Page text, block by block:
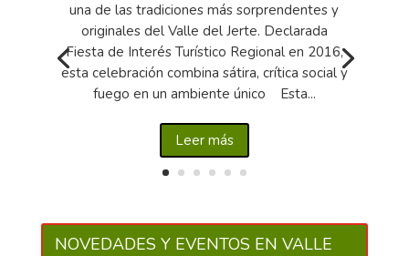
una de las tradiciones más sorprendentes y
originales del Valle del Jerte. Declarada
Fiesta de Interés Turístico Regional en 2016,
esta celebración combina sátira, crítica social y
fuego en un ambiente único Esta...
Leer más
NOVEDADES Y EVENTOS EN VALLE